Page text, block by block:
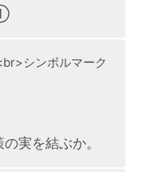
実を結ぶか。